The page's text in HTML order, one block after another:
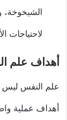
لاحتياجات
أهداف علم
علم النفس ليس
أهداف عملية